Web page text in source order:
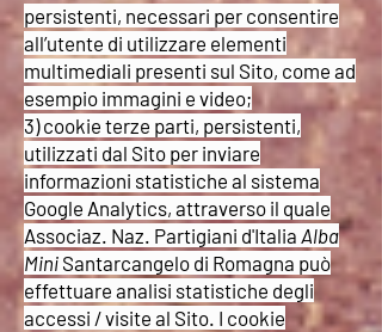
persistenti, necessari per consentire
all’utente di utilizzare elementi
multimediali presenti sul Sito, come ad
esempio immagini e video;
3) cookie terze parti, persistenti,
utilizzati dal Sito per inviare
informazioni statistiche al sistema
Google Analytics, attraverso il quale
Associaz. Naz. Partigiani d'Italia Alba
Mini Santarcangelo di Romagna può
effettuare analisi statistiche degli
accessi / visite al Sito. I cookie